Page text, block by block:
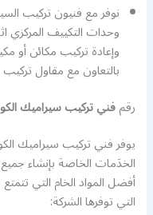
نوفر مع فنيون تركيب
وحدات التكييف المركزي
وإعادة تركيب مكائن أو
بالتعاون مع مقاول
رقمفني تركيب سيراميك
يوفر فني تركيب سيراميك
الخدَمات الخاصة بإنشاء جميع
أفضل المواد الخام التي
التي توفرها الشركة: